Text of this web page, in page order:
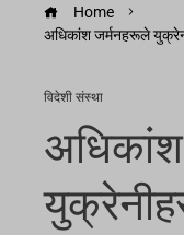
Home
अधिकांश जर्मनहरूले
विदेशी संस्था